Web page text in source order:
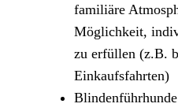
familiäre
Möglichkeit,
zu erfüllen (z.B.
Einkaufsfahrten)